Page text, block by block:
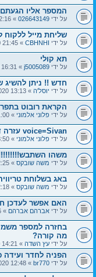
המספר אליו
על ידי 026643149 » 12:16 05/05/2020 » ב
שליחת מייל ללקוח
על ידי CBHNHI » 21:45 04/05/2020 » ב
תא קולי
על ידי j5005089 » 16:31 03/05/2020 » ב
חדש !! ניתן להשיג
על ידי יוסל'ה » 13:13 03/05/2020 » ב
הקראת רובוט
על ידי פלוני אלמוני » 01:00 03/05/2020 » ב
voice=Sivan עזרה דחופה
על ידי פלוני אלמוני » 23:50 30/04/2020 » ב
משהו
על ידי משה שובקס » 22:25 30/04/2020 » ב
באג בשלוחת
על ידי משה שובקס » 22:18 30/04/2020 » ב
האם אפשר לעדכן
על ידי אברהם אברהם » 02:26 30/04/2020 » ב
בחזרה למספר
מה קורה?
על ידי עץ השדה » 14:21 29/04/2020 » ב
הפניה לחדר ועידה
על ידי br770 » 12:48 29/04/2020 » ב